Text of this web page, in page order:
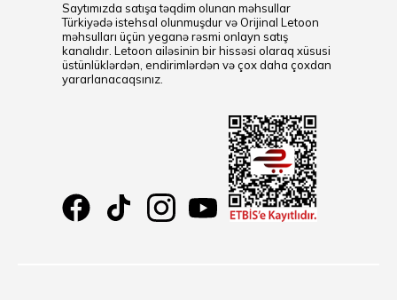
Saytımızda satışa təqdim olunan məhsullar
Türkiyədə istehsal olunmuşdur və Orijinal Letoon
məhsulları üçün yeganə rəsmi onlayn satış
kanalıdır. Letoon ailəsinin bir hissəsi olaraq xüsusi
üstünlüklərdən, endirimlərdən və çox daha çoxdan
yararlanacaqsınız.